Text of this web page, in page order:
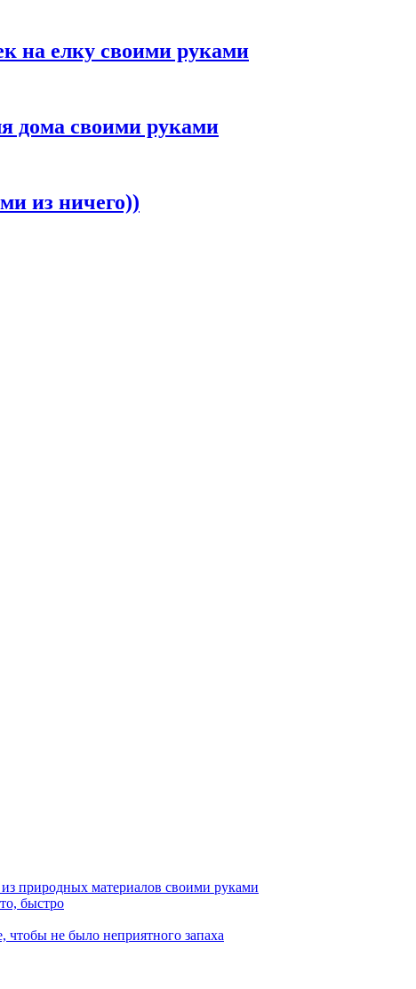
на елку своими руками
дома своими руками
из ничего))
природных материалов своими руками
быстро
чтобы не было неприятного запаха